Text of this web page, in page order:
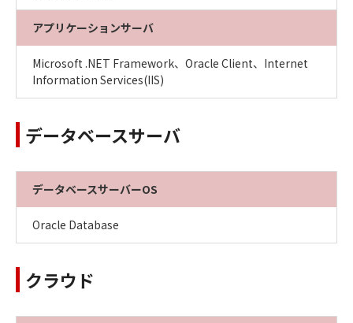
アプリケーションサーバ
Microsoft .NET Framework、Oracle Client、Internet
Information Services(IIS)
データベースサーバ
データベースサーバーOS
Oracle Database
クラウド